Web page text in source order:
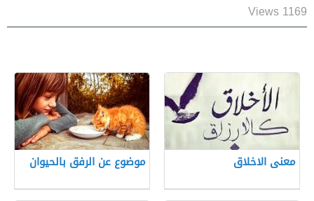
1169 Views
معنى الاخلاق موضوع عن الرفق بالحيوان